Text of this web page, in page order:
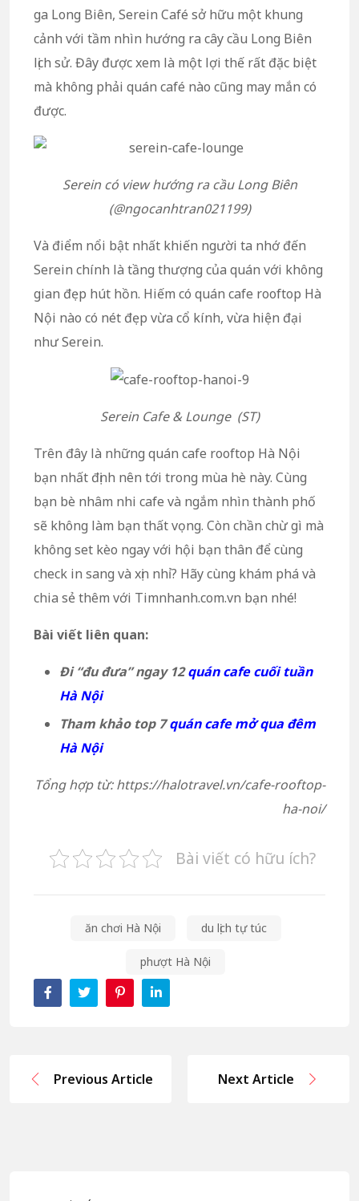
ga Long Biên, Serein Café sở hữu một khung
cảnh với tầm nhìn hướng ra cây cầu Long Biên
lịch sử. Đây được xem là một lợi thế rất đặc biệt
mà không phải quán café nào cũng may mắn có
được.
Serein có view hướng ra cầu Long Biên
(@ngocanhtran021199)
Và điểm nổi bật nhất khiến người ta nhớ đến
Serein chính là tầng thượng của quán với không
gian đẹp hút hồn. Hiếm có quán cafe rooftop Hà
Nội nào có nét đẹp vừa cổ kính, vừa hiện đại
như Serein.
Serein Cafe & Lounge (ST)
Trên đây là những quán cafe rooftop Hà Nội
bạn nhất định nên tới trong mùa hè này. Cùng
bạn bè nhâm nhi cafe và ngắm nhìn thành phố
sẽ không làm bạn thất vọng. Còn chần chừ gì mà
không set kèo ngay với hội bạn thân để cùng
check in sang và xịn nhỉ? Hãy cùng khám phá và
chia sẻ thêm với Timnhanh.com.vn bạn nhé!
Bài viết liên quan:
Đi “đu đưa” ngay 12quán cafe cuối tuần
Hà Nội
Tham khảo top 7quán cafe mở qua đêm
Hà Nội
Tổng hợp từ: https://halotravel.vn/cafe-rooftop-
ha-noi/
Bài viết có hữu ích?
ăn chơi Hà Nội du lịch tự túc
phượt Hà Nội
Previous Article Next Article